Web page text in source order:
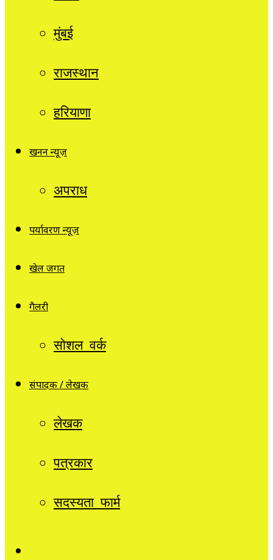
मुंबई
राजस्थान
हरियाणा
खनन न्यूज़
अपराध
पर्यावरण न्यूज़
खेल जगत
गैलरी
सोशल वर्क
संपादक / लेखक
लेखक
पत्रकार
सदस्यता फार्म